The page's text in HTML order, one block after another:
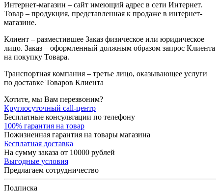
Интернет-магазин – сайт имеющий адрес в сети Интернет.
Товар – продукция, представленная к продаже в интернет-
магазине.
Клиент – разместившее Заказ физическое или юридическое
лицо. Заказ – оформленный должным образом запрос Клиента
на покупку Товара.
Транспортная компания – третье лицо, оказывающее услуги
по доставке Товаров Клиента
Хотите, мы Вам перезвоним?
Круглосуточный call-центр
Бесплатные консультации по телефону
100% гарантия на товар
Пожизненная гарантия на товары магазина
Бесплатная доставка
На сумму заказа от 10000 рублей
Выгодные условия
Предлагаем сотрудничество
Подписка